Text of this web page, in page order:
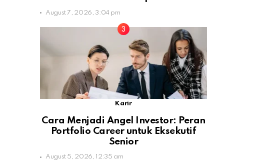
August 7, 2026, 3:04 pm
Karir
Cara Menjadi Angel Investor: Peran
Portfolio Career untuk Eksekutif
Senior
August 5, 2026, 12:35 am